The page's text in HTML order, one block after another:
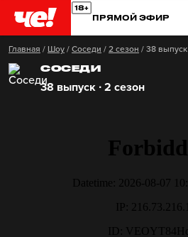
ПРЯМОЙ ЭФИР
Главная / Шоу / Соседи / 2 сезон / 38 выпуск
СОСЕДИ
38 выпуск ∙ 2 сезон